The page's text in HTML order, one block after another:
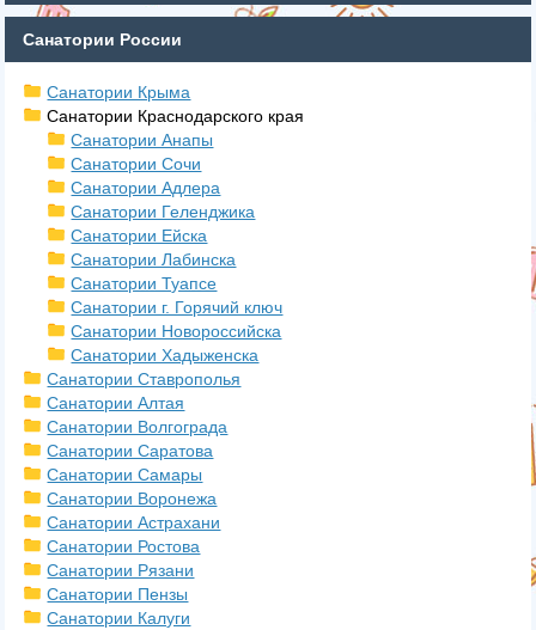
Санатории России
Санатории Крыма
Санатории Краснодарского края
Санатории Анапы
Санатории Сочи
Санатории Адлера
Санатории Геленджика
Санатории Ейска
Санатории Лабинска
Санатории Туапсе
Санатории г. Горячий ключ
Санатории Новороссийска
Санатории Хадыженска
Санатории Ставрополья
Санатории Алтая
Санатории Волгограда
Санатории Саратова
Санатории Самары
Санатории Воронежа
Санатории Астрахани
Санатории Ростова
Санатории Рязани
Санатории Пензы
Санатории Калуги